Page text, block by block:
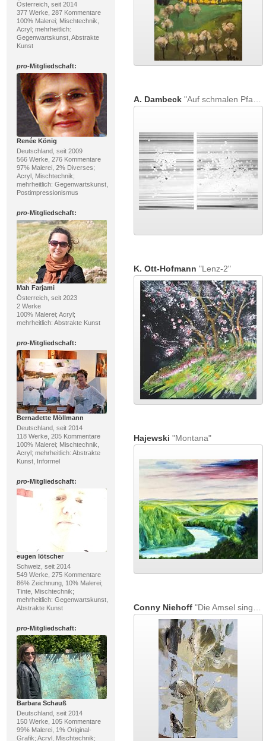
Österreich, seit 2014
377 Werke, 287 Kommentare
100% Malerei; Mischtechnik,
Acryl; mehrheitlich:
Gegenwartskunst, Abstrakte
Kunst
pro-Mitgliedschaft:
Renée König
Deutschland, seit 2009
566 Werke, 276 Kommentare
97% Malerei, 2% Diverses;
Acryl, Mischtechnik;
mehrheitlich: Gegenwartskunst,
Postimpressionismus
pro-Mitgliedschaft:
Mah Farjami
Österreich, seit 2023
2 Werke
100% Malerei; Acryl;
mehrheitlich: Abstrakte Kunst
pro-Mitgliedschaft:
Bernadette Möllmann
Deutschland, seit 2014
118 Werke, 205 Kommentare
100% Malerei; Mischtechnik,
Acryl; mehrheitlich: Abstrakte
Kunst, Informel
pro-Mitgliedschaft:
eugen lötscher
Schweiz, seit 2014
549 Werke, 275 Kommentare
86% Zeichnung, 10% Malerei;
Tinte, Mischtechnik;
mehrheitlich: Gegenwartskunst,
Abstrakte Kunst
pro-Mitgliedschaft:
Barbara Schauß
Deutschland, seit 2014
150 Werke, 105 Kommentare
99% Malerei, 1% Original-
Grafik; Acryl, Mischtechnik;
A. Dambeck"Auf schmalen Pfaden"
K. Ott-Hofmann "Lenz-2"
Hajewski "Montana"
Conny Niehoff"Die Amsel singt am Gartenteich im Apfelbaum ihr Lied"